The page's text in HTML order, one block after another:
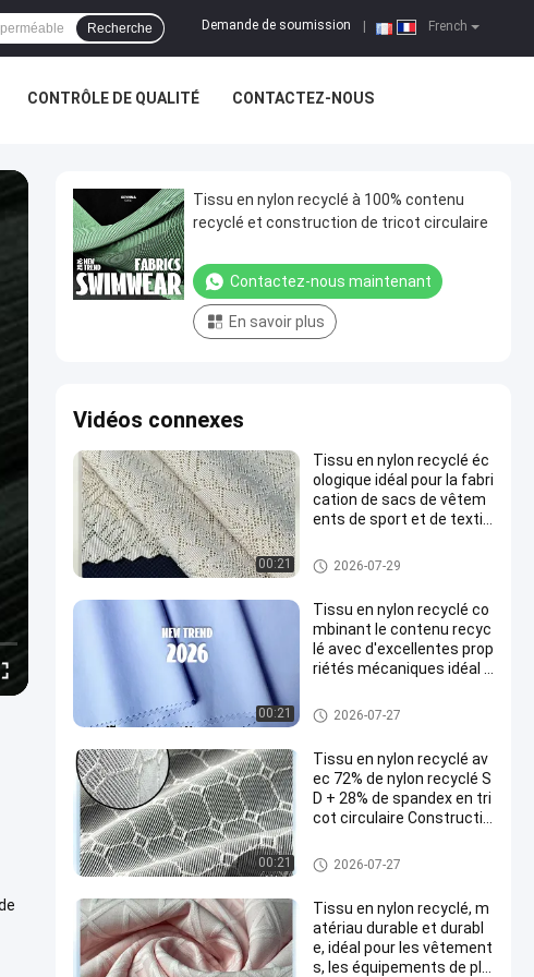
French
Demande de soumission
Recherche
CONTRÔLE DE QUALITÉ CONTACTEZ-NOUS
Tissu en nylon recyclé à 100% contenu
recyclé et construction de tricot circulaire
Contactez-nous maintenant
En savoir plus
Vidéos connexes
00:21
Tissu en nylon recyclé éc
ologique idéal pour la fabri
cation de sacs de vêtem
ents de sport et de textil
urabilité accrue
Tissu en nylon réutilisé
2026-07-29
00:21
Tissu en nylon recyclé co
mbinant le contenu recyc
lé avec d'excellentes prop
riétés mécaniques idéal p
s
Tissu en nylon réutilisé
2026-07-27
00:21
Tissu en nylon recyclé av
ec 72% de nylon recyclé S
D + 28% de spandex en tri
cot circulaire Constructio
ble
Tissu en nylon réutilisé
2026-07-27
Tissu en nylon recyclé, m
atériau durable et durabl
e, idéal pour les vêtement
s, les équipements de plei